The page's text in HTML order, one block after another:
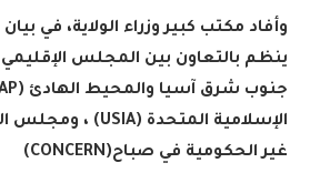
وأفاد مكتب كبير وزراء الولاية، في بيان
ينظم بالتعاون بين المجلس
جنوب شرق آسيا والمحيط الهادئ (
الإسلامية المتحدة (USIA) ، ومجلس
غير الحكومية في صباح(CONCERN
)